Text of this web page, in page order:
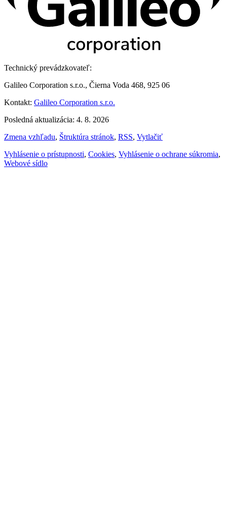
Technický prevádzkovateľ:
Galileo Corporation s.r.o., Čierna Voda 468, 925 06
Kontakt: Galileo Corporation s.r.o.
Posledná aktualizácia: 4. 8. 2026
Zmena vzhľadu, Štruktúra stránok, RSS, Vytlačiť
Vyhlásenie o prístupnosti, Cookies, Vyhlásenie o ochrane súkromia,
Webové sídlo